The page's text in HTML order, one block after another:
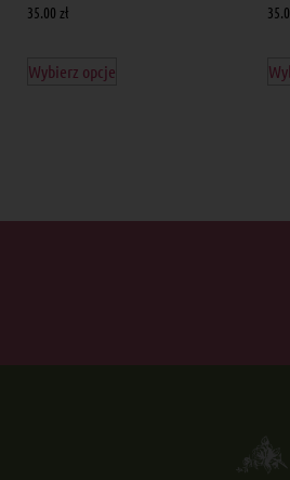
35.00 zł
Wybierz opcje